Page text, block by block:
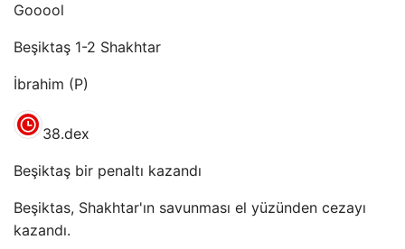
Gooool
Beşiktaş 1-2 Shakhtar
İbrahim (P)
38.dex
Beşiktaş bir penaltı kazandı
Beşiktas, Shakhtar'ın savunması el yüzünden cezayı
kazandı.